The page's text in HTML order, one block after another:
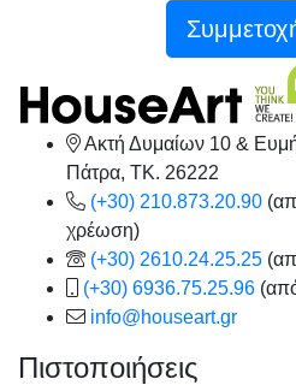
Ακτή Δυμαίων 10 &
Πάτρα, TK. 26222
(+30) 210.873.20.90
χρέωση)
(+30) 2610.24.25.25
(+30) 6936.75.25.96
info@houseart.gr
Πιστοποιήσεις